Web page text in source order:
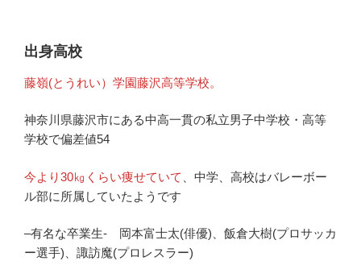
出身高校
藤嶺(とうれい）学園藤沢高等学校。
神奈川県藤沢市にある中高一貫の私立男子中学校・高等
学校で偏差値54
今より30㎏くらい痩せていて
、中学、高校はバレーボー
ル部に所属していたようです
–有名な卒業生- 岡本富士太(俳優)、飯倉大樹(プロサッカ
ー選手)、諏訪魔(プロレスラー)